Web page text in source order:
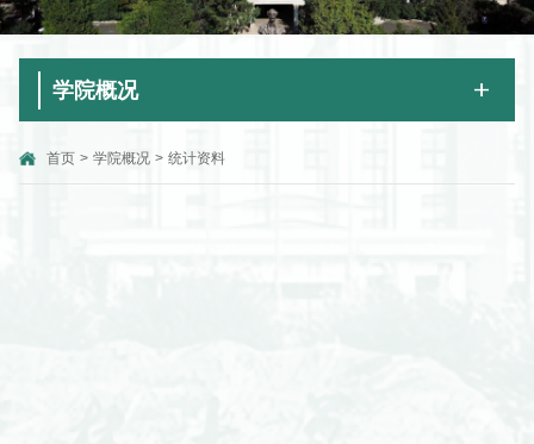
学院概况
首页 > 学院概况 > 统计资料